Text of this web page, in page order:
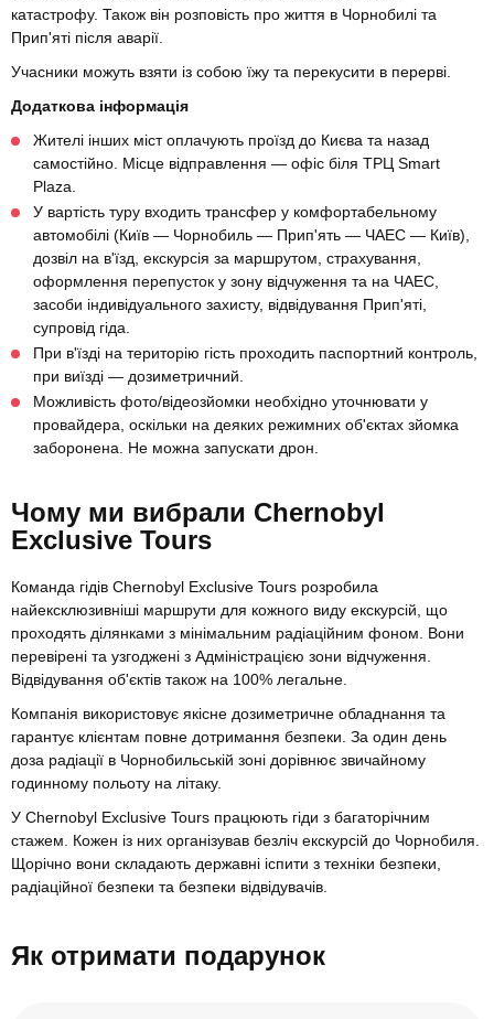
катастрофу. Також він розповість про життя в Чорнобилі та
Прип'яті після аварії.
Учасники можуть взяти із собою їжу та перекусити в перерві.
Додаткова інформація
Жителі інших міст оплачують проїзд до Києва та назад
самостійно. Місце відправлення — офіс біля ТРЦ Smart
Plaza.
У вартість туру входить трансфер у комфортабельному
автомобілі (Київ — Чорнобиль — Прип'ять — ЧАЕС — Київ),
дозвіл на в'їзд, екскурсія за маршрутом, страхування,
оформлення перепусток у зону відчуження та на ЧАЕС,
засоби індивідуального захисту, відвідування Прип'яті,
супровід гіда.
При в'їзді на територію гість проходить паспортний контроль,
при виїзді — дозиметричний.
Можливість фото/відеозйомки необхідно уточнювати у
провайдера, оскільки на деяких режимних об'єктах зйомка
заборонена. Не можна запускати дрон.
Чому ми вибрали Chernobyl
Exclusive Tours
Команда гідів Chernobyl Exclusive Tours розробила
найексклюзивніші маршрути для кожного виду екскурсій, що
проходять ділянками з мінімальним радіаційним фоном. Вони
перевірені та узгоджені з Адміністрацією зони відчуження.
Відвідування об'єктів також на 100% легальне.
Компанія використовує якісне дозиметричне обладнання та
гарантує клієнтам повне дотримання безпеки. За один день
доза радіації в Чорнобильській зоні дорівнює звичайному
годинному польоту на літаку.
У Chernobyl Exclusive Tours працюють гіди з багаторічним
стажем. Кожен із них організував безліч екскурсій до Чорнобиля.
Щорічно вони складають державні іспити з техніки безпеки,
радіаційної безпеки та безпеки відвідувачів.
Як отримати подарунок